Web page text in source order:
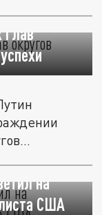
глав
на
США